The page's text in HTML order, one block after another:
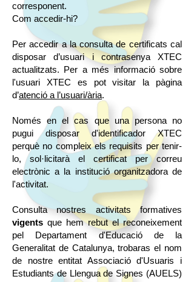
corresponent.
Com accedir-hi?
Per accedir a la consulta de certificats cal
disposar d’usuari i contrasenya XTEC
actualitzats. Per a més informació sobre
l'usuari XTEC es pot visitar la pàgina
d’atenció a l’usuari/ària.
Només en el cas que una persona no
pugui disposar d'identificador XTEC
perquè no compleix els requisits per tenir-
lo, sol·licitarà el certificat per correu
electrònic a la institució organitzadora de
l'activitat.
Consulta nostres activitats formatives
vigents que hem rebut el reconeixement
pel Departament d'Educació de la
Generalitat de Catalunya, trobaras el nom
de nostre entitat Associació d'Usuaris i
Estudiants de Llengua de Signes (AUELS)